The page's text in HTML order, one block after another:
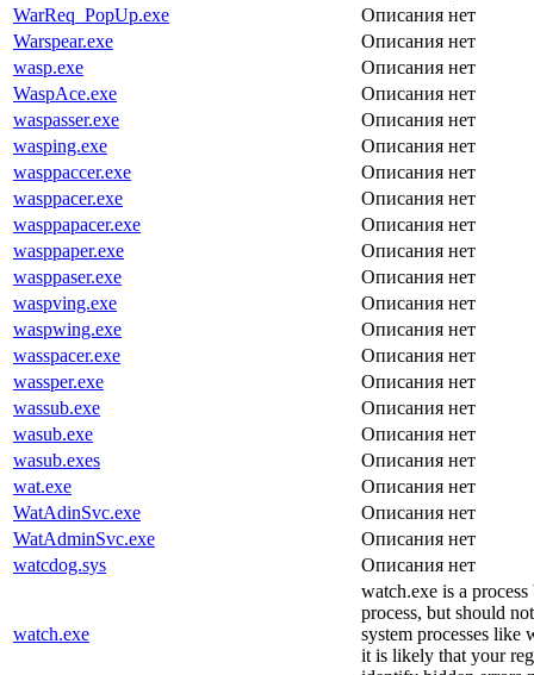
WarReq_PopUp.exe
Описания нет
Warspear.exe
Описания нет
wasp.exe
Описания нет
WaspAce.exe
Описания нет
waspasser.exe
Описания нет
wasping.exe
Описания нет
wasppaccer.exe
Описания нет
wasppacer.exe
Описания нет
wasppapacer.exe
Описания нет
wasppaper.exe
Описания нет
wasppaser.exe
Описания нет
waspving.exe
Описания нет
waspwing.exe
Описания нет
wasspacer.exe
Описания нет
wassper.exe
Описания нет
wassub.exe
Описания нет
wasub.exe
Описания нет
wasub.exes
Описания нет
wat.exe
Описания нет
WatAdinSvc.exe
Описания нет
WatAdminSvc.exe
Описания нет
watcdog.sys
Описания нет
watch.exe
watch.exe is a
process, but should
system processes like
it is likely that your